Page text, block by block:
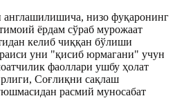
англашилишича, низо фуқаронинг
ёрдам сўраб мурожаат
келиб чиққан бўлиши
уни "қисиб юрмагани" учун
фаоллари ушбу ҳолат
Соғлиқни сақлаш
расмий муносабат